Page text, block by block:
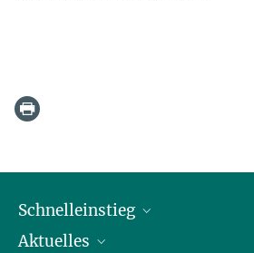
Schnelleinstieg
Personen
Aktuelles